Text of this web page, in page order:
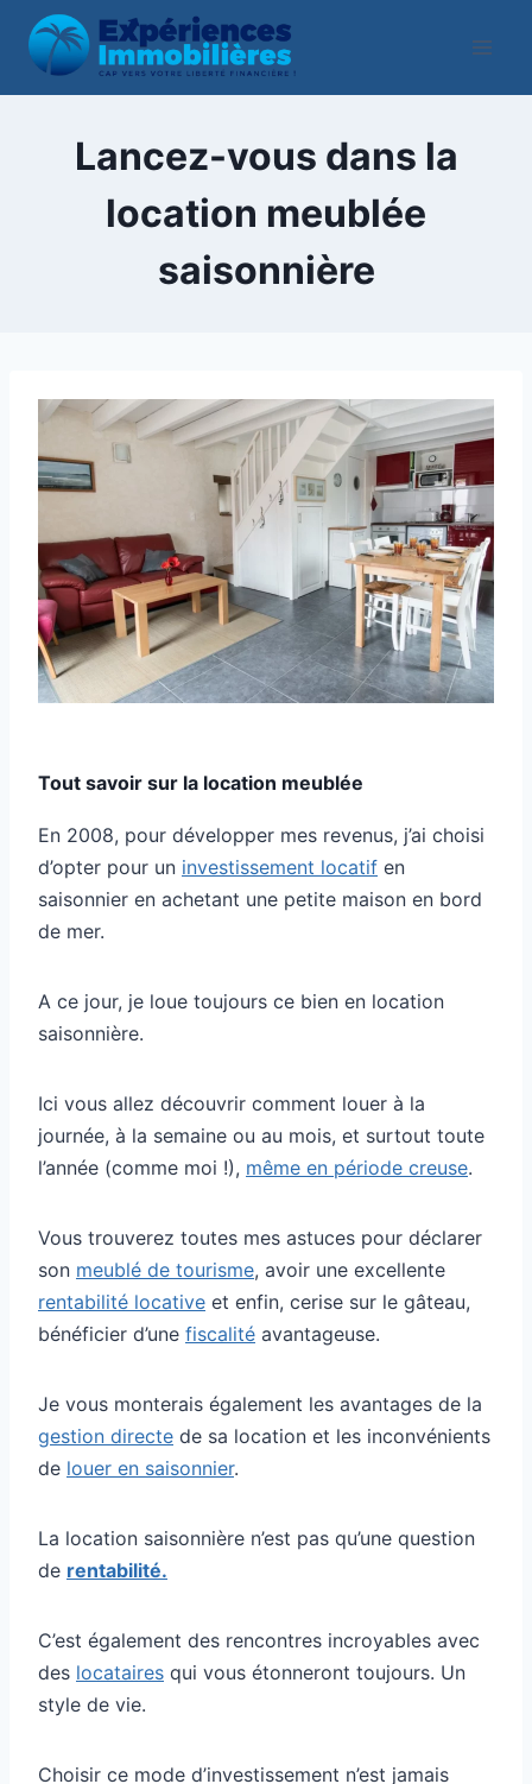
Aller
contenu
Lancez-vous dans la
location meublée
saisonnière
Tout savoir sur la location meublée
En 2008, pour développer mes revenus, j’ai choisi
d’opter pour un investissement locatif en
saisonnier en achetant une petite maison en bord
de mer.
A ce jour, je loue toujours ce bien en location
saisonnière.
Ici vous allez découvrir comment louer à la
journée, à la semaine ou au mois, et surtout toute
l’année (comme moi !), même en période creuse.
Vous trouverez toutes mes astuces pour déclarer
son meublé de tourisme, avoir une excellente
rentabilité locative et enfin, cerise sur le gâteau,
bénéficier d’une fiscalité avantageuse.
Je vous monterais également les avantages de la
gestion directe de sa location et les inconvénients
de louer en saisonnier.
La location saisonnière n’est pas qu’une question
de rentabilité.
C’est également des rencontres incroyables avec
des locataires qui vous étonneront toujours. Un
style de vie.
Choisir ce mode d’investissement n’est jamais